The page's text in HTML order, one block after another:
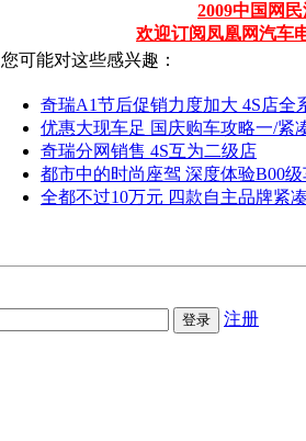
2009中国网
欢迎订阅凤凰网汽车
您可能对这些感兴趣：
奇瑞A1节后促销力度加大 4S店全
优惠大现车足 国庆购车攻略一/紧
奇瑞分网销售 4S互为二级店
都市中的时尚座驾 深度体验B00
全都不过10万元 四款自主品牌紧
注册